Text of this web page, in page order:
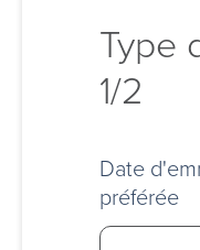
Type
1/2
Date
préférée